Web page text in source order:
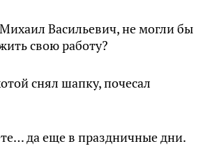
Васильевич, не могли бы
свою работу?
снял шапку, почесал
да еще в праздничные дни.